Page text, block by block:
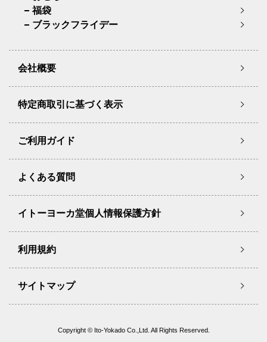
福袋
ブラックフライデー
会社概要
特定商取引に基づく表示
ご利用ガイド
よくある質問
イトーヨーカ堂個人情報保護方針
利用規約
サイトマップ
Copyright © Ito-Yokado Co.,Ltd. All Rights Reserved.